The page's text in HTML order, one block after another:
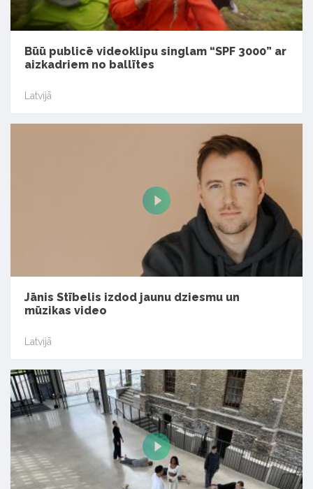
Būū publicē videoklipu singlam “SPF 3000” ar
aizkadriem no ballītes
Latvijā
Jānis Stībelis izdod jaunu dziesmu un
mūzikas video
Latvijā